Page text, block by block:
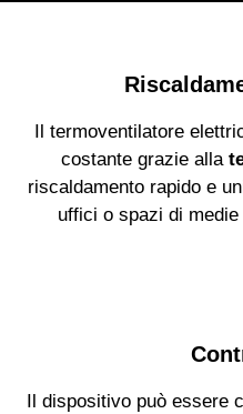
Il termoventilatore
costante grazie alla
riscaldamento rapido e
uffici o spazi di
Il dispositivo può essere